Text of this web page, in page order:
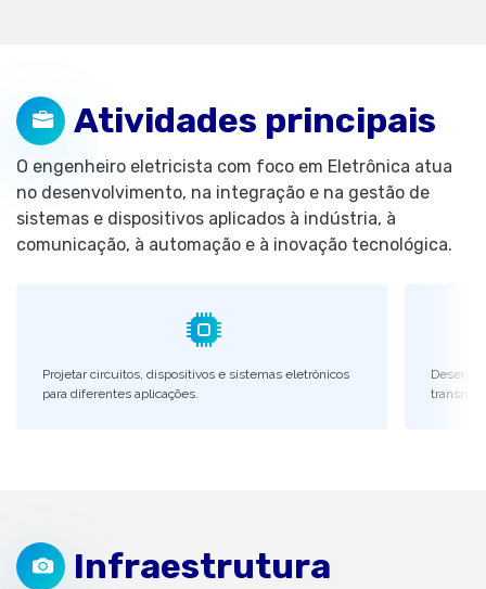
Atividades principais
O engenheiro eletricista com foco em Eletrônica atua
no desenvolvimento, na integração e na gestão de
sistemas e dispositivos aplicados à indústria, à
comunicação, à automação e à inovação tecnológica.
Projetar circuitos, dispositivos e sistemas eletrônicos
para diferentes aplicações.
Infraestrutura